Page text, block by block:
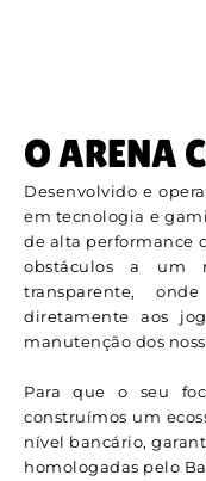
O ARENA
Desenvolvido e
em tecnologia e
de alta performance
obstáculos a um
transparente,
diretamente aos
manutenção dos
Para que o seu
construímos um
nível bancário,
homologadas pelo